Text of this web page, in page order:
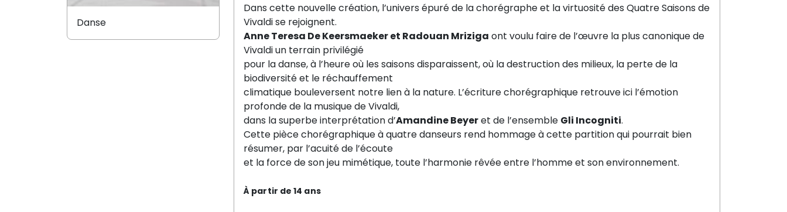
Dans cette nouvelle création, l’univers épuré de la chorégraphe et la virtuosité des Quatre Saisons de
Vivaldi se rejoignent.
Anne Teresa De Keersmaeker et Radouan Mriziga ont voulu faire de l’œuvre la plus canonique de
Vivaldi un terrain privilégié
pour la danse, à l’heure où les saisons disparaissent, où la destruction des milieux, la perte de la
biodiversité et le réchauffement
climatique bouleversent notre lien à la nature. L’écriture chorégraphique retrouve ici l’émotion
profonde de la musique de Vivaldi,
dans la superbe interprétation d’Amandine Beyeret de l’ensemble Gli Incogniti.
Cette pièce chorégraphique à quatre danseurs rend hommage à cette partition qui pourrait bien
résumer, par l’acuité de l’écoute
et la force de son jeu mimétique, toute l’harmonie rêvée entre l’homme et son environnement.
À partir de 14 ans
Danse